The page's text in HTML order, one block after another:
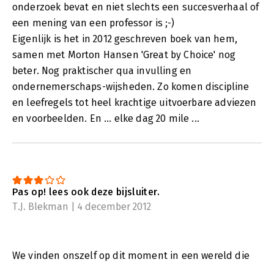
onderzoek bevat en niet slechts een succesverhaal of
een mening van een professor is ;-)
Eigenlijk is het in 2012 geschreven boek van hem,
samen met Morton Hansen 'Great by Choice' nog
beter. Nog praktischer qua invulling en
ondernemerschaps-wijsheden. Zo komen discipline
en leefregels tot heel krachtige uitvoerbare adviezen
en voorbeelden. En ... elke dag 20 mile ...
Pas op! lees ook deze bijsluiter.
T.J. Blekman | 4 december 2012
We vinden onszelf op dit moment in een wereld die